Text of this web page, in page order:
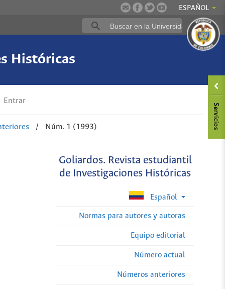
ESPAÑOL
Históricas
Entrar
/ Núm. 1 (1993)
Goliardos. Revista estudiantil
de Investigaciones Históricas
Español
Normas para autores y autoras
Equipo editorial
Número actual
Números anteriores